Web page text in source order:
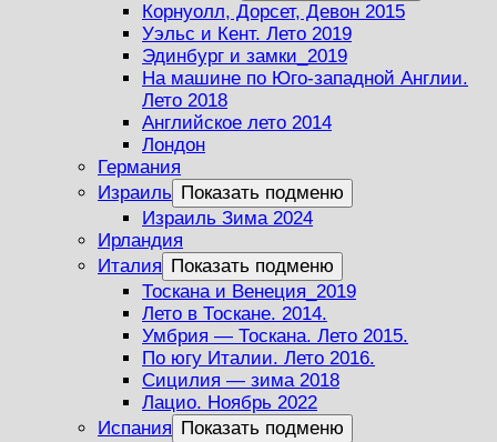
Корнуолл, Дорсет, Девон 2015
Уэльс и Кент. Лето 2019
Эдинбург и замки_2019
На машине по Юго-западной Англии.
Лето 2018
Английское лето 2014
Лондон
Германия
Израиль Показать подменю
Израиль Зима 2024
Ирландия
Италия Показать подменю
Тоскана и Венеция_2019
Лето в Тоскане. 2014.
Умбрия — Тоскана. Лето 2015.
По югу Италии. Лето 2016.
Сицилия — зима 2018
Лацио. Ноябрь 2022
Испания Показать подменю